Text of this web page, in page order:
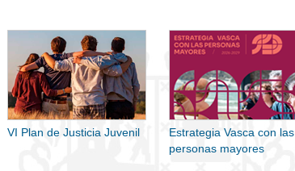
VI Plan de Justicia Juvenil
Estrategia Vasca con las
personas mayores